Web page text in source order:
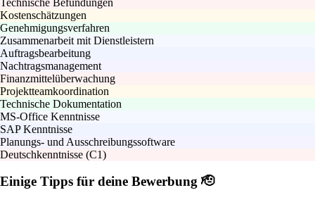
Kostenschätzungen
Genehmigungsverfahren
Zusammenarbeit mit Dienstleistern
Auftragsbearbeitung
Nachtragsmanagement
Finanzmittelüberwachung
Projektteamkoordination
Technische Dokumentation
MS-Office Kenntnisse
SAP Kenntnisse
Planungs- und Ausschreibungssoftware
Deutschkenntnisse (C1)
Einige Tipps für deine Bewerbung 🫡